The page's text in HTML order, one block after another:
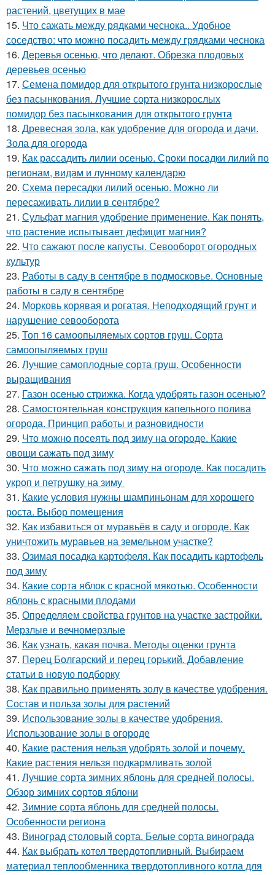
растений, цветущих в мае
15. Что сажать между рядками чеснока.. Удобное
соседство: что можно посадить между грядками чеснока
16. Деревья осенью, что делают. Обрезка плодовых
деревьев осенью
17. Семена помидор для открытого грунта низкорослые
без пасынкования. Лучшие сорта низкорослых
помидор без пасынкования для открытого грунта
18. Древесная зола, как удобрение для огорода и дачи.
Зола для огорода
19. Как рассадить лилии осенью. Сроки посадки лилий по
регионам, видам и лунному календарю
20. Схема пересадки лилий осенью. Можно ли
пересаживать лилии в сентябре?
21. Сульфат магния удобрение применение. Как понять,
что растение испытывает дефицит магния?
22. Что сажают после капусты. Севооборот огородных
культур
23. Работы в саду в сентябре в подмосковье. Основные
работы в саду в сентябре
24. Морковь корявая и рогатая. Неподходящий грунт и
нарушение севооборота
25. Топ 16 самоопыляемых сортов груш. Сорта
самоопыляемых груш
26. Лучшие самоплодные сорта груш. Особенности
выращивания
27. Газон осенью стрижка. Когда удобрять газон осенью?
28. Самостоятельная конструкция капельного полива
огорода. Принцип работы и разновидности
29. Что можно посеять под зиму на огороде. Какие
овощи сажать под зиму
30. Что можно сажать под зиму на огороде. Как посадить
укроп и петрушку на зиму
31. Какие условия нужны шампиньонам для хорошего
роста. Выбор помещения
32. Как избавиться от муравьёв в саду и огороде. Как
уничтожить муравьев на земельном участке?
33. Озимая посадка картофеля. Как посадить картофель
под зиму
34. Какие сорта яблок с красной мякотью. Особенности
яблонь с красными плодами
35. Определяем свойства грунтов на участке застройки.
Мерзлые и вечномерзлые
36. Как узнать, какая почва. Методы оценки грунта
37. Перец Болгарский и перец горький. Добавление
статьи в новую подборку
38. Как правильно применять золу в качестве удобрения.
Состав и польза золы для растений
39. Использование золы в качестве удобрения.
Использование золы в огороде
40. Какие растения нельзя удобрять золой и почему.
Какие растения нельзя подкармливать золой
41. Лучшие сорта зимних яблонь для средней полосы.
Обзор зимних сортов яблони
42. Зимние сорта яблонь для средней полосы.
Особенности региона
43. Виноград столовый сорта. Белые сорта винограда
44. Как выбрать котел твердотопливный. Выбираем
материал теплообменника твердотопливного котла для